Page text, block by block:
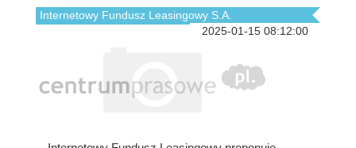
Internetowy Fundusz Leasingowy S.A.
2025-01-15 08:12:00